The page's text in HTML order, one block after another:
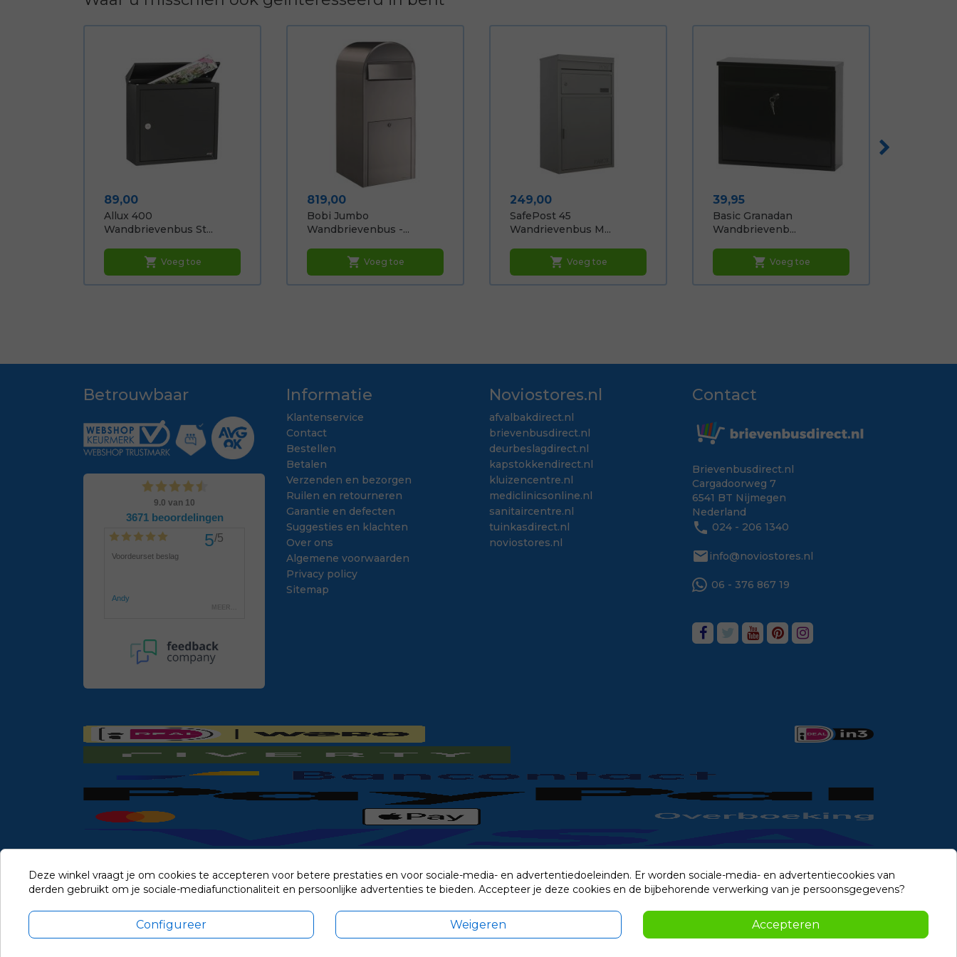
Prijs
89,00
Allux 400
Wandbrievenbus St...
shopping_cart Voeg toe
Prijs
819,00
Bobi Jumbo
Wandbrievenbus -...
shopping_cart Voeg toe
Prijs
249,00
SafePost 45
Wandrievenbus M...
shopping_cart Voeg toe
Prijs
39,95
Basic Granadan
Wandbrievenb...
shopping_cart Voeg toe
Betrouwbaar Informatie
Klantenservice
Contact
Bestellen
Betalen
Verzenden en bezorgen
Ruilen en retourneren
Garantie en defecten
Suggesties en klachten
Over ons
Algemene voorwaarden
Privacy policy
Sitemap
Noviostores.nl
afvalbakdirect.nl
brievenbusdirect.nl
deurbeslagdirect.nl
kapstokkendirect.nl
kluizencentre.nl
mediclinicsonline.nl
sanitaircentre.nl
tuinkasdirect.nl
noviostores.nl
Contact
Brievenbusdirect.nl
Cargadoorweg 7
6541 BT Nijmegen
Nederland
phone 024 - 206 1340
mail info@noviostores.nl
06 - 376 867 19
Alle prijzen zijn in Euro, inclusief BTW en andere heffingen en exclusief eventuele verzendkosten.
© 2014-2026 Noviostores.nl. Alle rechten voorbehouden.
Deze winkel vraagt je om cookies te accepteren voor betere prestaties en voor sociale-media- en advertentiedoeleinden. Er worden sociale-media- en advertentiecookies van
derden gebruikt om je sociale-mediafunctionaliteit en persoonlijke advertenties te bieden. Accepteer je deze cookies en de bijbehorende verwerking van je persoonsgegevens?
Configureer Weigeren Accepteren